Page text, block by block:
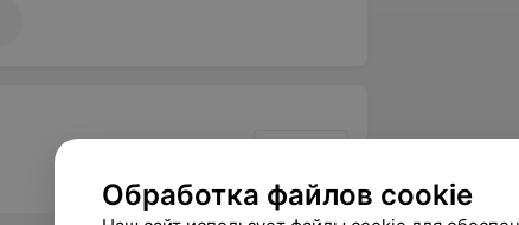
Обработка файлов cookie